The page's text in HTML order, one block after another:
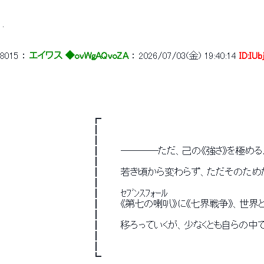
8015 ： エイワス ◆ovWgAQvoZA ： 2026/07/03(金) 19:40:14
┏　　　　　　　　　　　　　　　　　　　　　　　　　　　　　
┃　　　――――ただ、己の《強さ》を極める。　　　　　
┃　　　若き頃から変わらず、ただそのためだけに
┃　　　ｾﾌﾞﾝｽﾌｫｰﾙ　　　　　　　　　　　　　　　　　　　
┃　　　《第七の喇叭》に《七界戦争》、世界と時代は
┃　　　移ろっていくが、少なくとも自らの中でそれ
┗　　　　　　　　　　　　　　　　　　　　　　　　　　　　　